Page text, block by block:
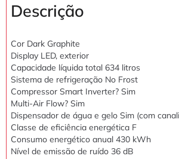
Descrição
Cor Dark Graphite
Display LED, exterior
Capacidade líquida total 634 litros
Sistema de refrigeração No Frost
Compressor Smart Inverter? Sim
Multi-Air Flow? Sim
Dispensador de água e gelo Sim (com
Classe de eficiência energética F
Consumo energético anual 430 kWh
Nível de emissão de ruído 36 dB